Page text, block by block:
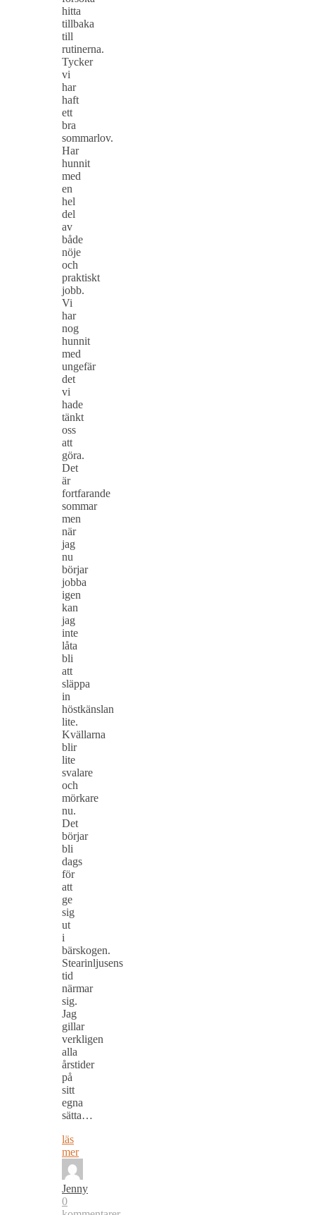
hitta
tillbaka
till
rutinerna.
Tycker
vi
har
haft
ett
bra
sommarlov.
Har
hunnit
med
en
hel
del
av
både
nöje
och
praktiskt
jobb.
Vi
har
nog
hunnit
med
ungefär
det
vi
hade
tänkt
oss
att
göra.
Det
är
fortfarande
sommar
men
när
jag
nu
börjar
jobba
igen
kan
jag
inte
låta
bli
att
släppa
in
höstkänslan
lite.
Kvällarna
blir
lite
svalare
och
mörkare
nu.
Det
börjar
bli
dags
för
att
ge
sig
ut
i
bärskogen.
Stearinljusens
tid
närmar
sig.
Jag
gillar
verkligen
alla
årstider
på
sitt
egna
sätta…
läs
mer
Jenny
0